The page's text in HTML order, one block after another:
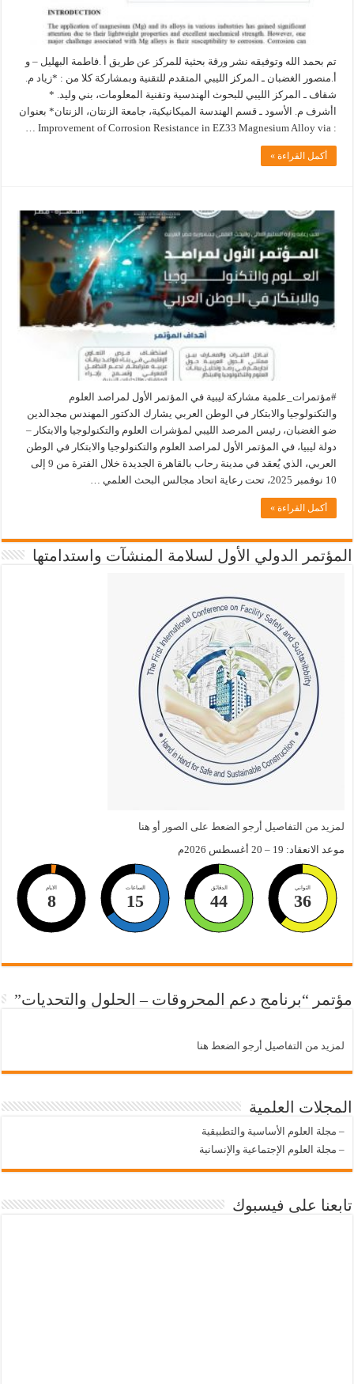
تم بحمد الله وتوفيقه نشر ورقة بحثية للمركز عن طريق أ .فاطمة البهليل – و
أ.منصور الغضبان ـ المركز الليبي المتقدم للتقنية وبمشاركة كلا من : *زياد م.
شقاف ـ المركز الليبي للبحوث الهندسية وتقنية المعلومات، بني وليد. *
اأشرف م. الأسود ـ قسم الهندسة الميكانيكية، جامعة الزنتان، الزنتان* بعنوان
: Improvement of Corrosion Resistance in EZ33 Magnesium Alloy via …
أكمل القراءة »
#مؤتمرات_علمية مشاركة ليبية في المؤتمر الأول لمراصد العلوم
والتكنولوجيا والابتكار في الوطن العربي يشارك الدكتور المهندس مجدالدين
ضو الغضبان، رئيس المرصد الليبي لمؤشرات العلوم والتكنولوجيا والابتكار –
دولة ليبيا، في المؤتمر الأول لمراصد العلوم والتكنولوجيا والابتكار في الوطن
العربي، الذي يُعقد في مدينة رحاب بالقاهرة الجديدة خلال الفترة من 9 إلى
10 نوفمبر 2025، تحت رعاية اتحاد مجالس البحث العلمي …
أكمل القراءة »
المؤتمر الدولي الأول لسلامة المنشآت واستدامتها
لمزيد من التفاصيل أرجو الضعط على الصور أو هنا
موعد الانعقاد: 19 – 20 أغسطس 2026م
الايام
8
الساعات
15
الدقائق
44
الثواني
35
مؤتمر “برنامج دعم المحروقات – الحلول والتحديات”
لمزيد من التفاصيل أرجو الضعط هنا
المجلات العلمية
– مجلة العلوم الأساسية والتطبيقية
– مجلة العلوم الإجتماعية والإنسانية
تابعنا على فيسبوك